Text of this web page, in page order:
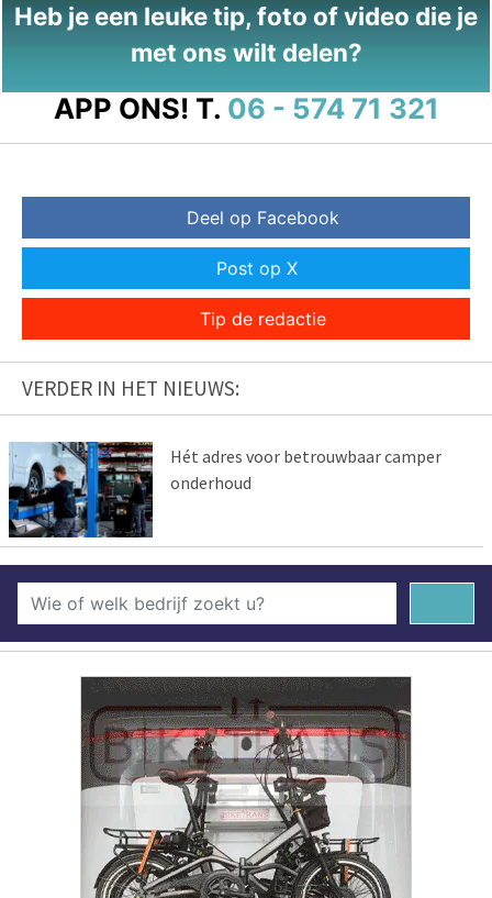
Heb je een leuke tip, foto of video die je
met ons wilt delen?
APP ONS! T. 06 - 574 71 321
Deel op Facebook
Post op X
Tip de redactie
VERDER IN HET NIEUWS:
Hét adres voor betrouwbaar camper
onderhoud